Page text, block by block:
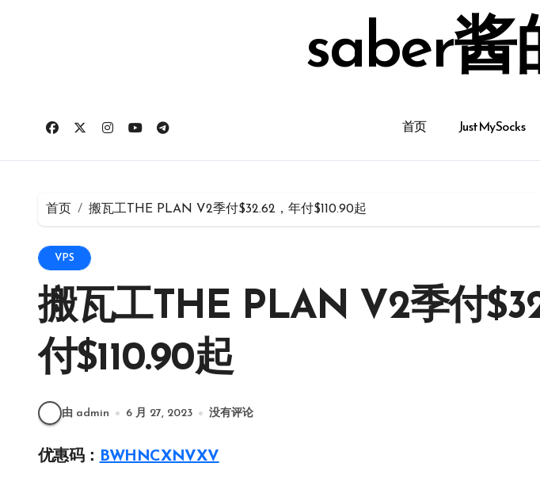
saber酱
首页 JustMySocks
首页 搬瓦工THE PLAN V2季付$32.62，年付$110.90起
VPS
搬瓦工THE PLAN V2季付
付$110.90起
由 admin 6 月 27, 2023 没有评论
优惠码： BWHNCXNVXV